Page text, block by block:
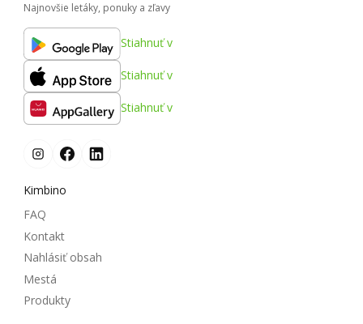
Najnovšie letáky, ponuky a zľavy
Stiahnuť v
Stiahnuť v
Stiahnuť v
Kimbino
FAQ
Kontakt
Nahlásiť obsah
Mestá
Produkty